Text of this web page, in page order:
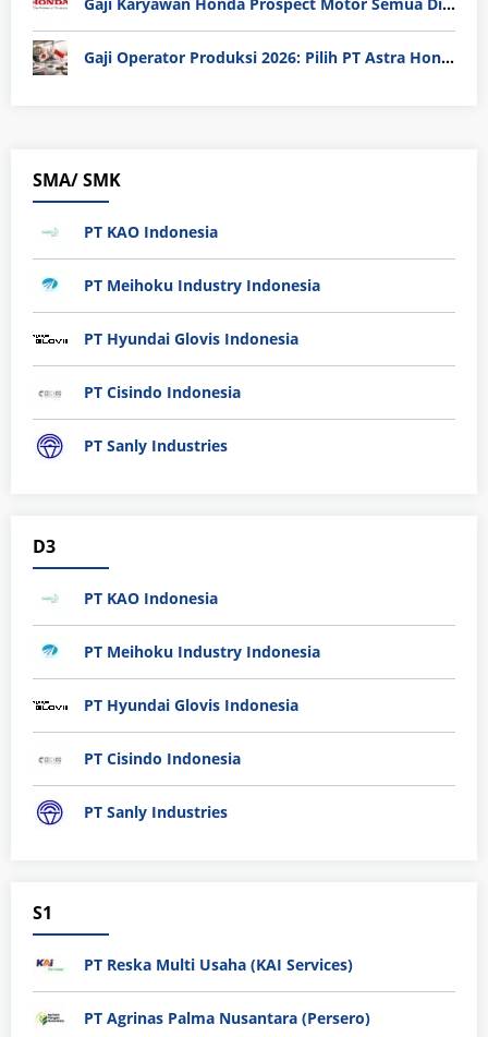
Gaji Operator Produksi 2026: Pilih PT Astra Honda Motor (AHM) atau Manufaktur di Jepang?
SMA/ SMK
PT KAO Indonesia
PT Meihoku Industry Indonesia
PT Hyundai Glovis Indonesia
PT Cisindo Indonesia
PT Sanly Industries
D3
PT KAO Indonesia
PT Meihoku Industry Indonesia
PT Hyundai Glovis Indonesia
PT Cisindo Indonesia
PT Sanly Industries
S1
PT Reska Multi Usaha (KAI Services)
PT Agrinas Palma Nusantara (Persero)